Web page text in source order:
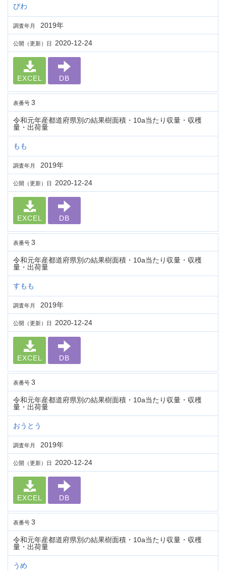
びわ
調査年月 2019年
公開（更新）日 2020-12-24
EXCEL DB
表番号 3
令和元年産都道府県別の結果樹面積・10a当たり収量・収穫
量・出荷量
もも
調査年月 2019年
公開（更新）日 2020-12-24
EXCEL DB
表番号 3
令和元年産都道府県別の結果樹面積・10a当たり収量・収穫
量・出荷量
すもも
調査年月 2019年
公開（更新）日 2020-12-24
EXCEL DB
表番号 3
令和元年産都道府県別の結果樹面積・10a当たり収量・収穫
量・出荷量
おうとう
調査年月 2019年
公開（更新）日 2020-12-24
EXCEL DB
表番号 3
令和元年産都道府県別の結果樹面積・10a当たり収量・収穫
量・出荷量
うめ